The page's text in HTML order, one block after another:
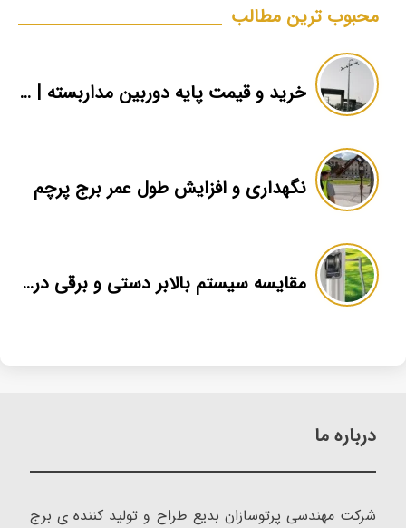
محبوب ترین مطالب
خرید و قیمت پایه دوربین مداربسته | دکل دوربین
نگهداری و افزایش طول عمر برج پرچم
مقایسه سیستم بالابر دستی و برقی در برج پرچم
درباره ما
شرکت مهندسی پرتوسازان بدیع طراح و تولید کننده ی برج